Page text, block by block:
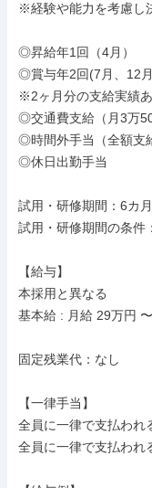
※経験や能力を考慮し
◎昇給年1回（4月）
◎賞与年2回(7月、12
※2ヶ月分の支給実績
◎交通費支給（月3万
◎時間外手当（全額支
◎休日出勤手当
試用・研修期間：6カ月
試用・研修期間の条件
【給与】
本採用と異なる
基本給 : 月給 29万円 〜
固定残業代：なし
【一律手当】
全員に一律で支払われ
全員に一律で支払われ